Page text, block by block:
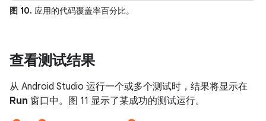
图 10. 应用的代码覆盖率百分比。
查看测试结果
从 Android Studio 运行一个或多个测试时，结果将显示在
Run 窗口中。图 11 显示了某成功的测试运行。